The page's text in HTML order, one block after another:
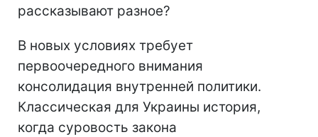
рассказывают разное?
В новых условиях требует
первоочередного внимания
консолидация внутренней политики.
Классическая для Украины история,
когда суровость закона